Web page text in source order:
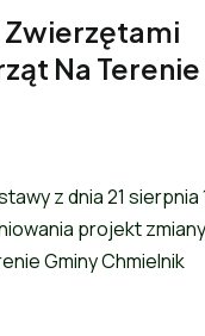
Zwierzętami
Na
z dnia 21 sierpnia
projekt
Gminy Chmielnik